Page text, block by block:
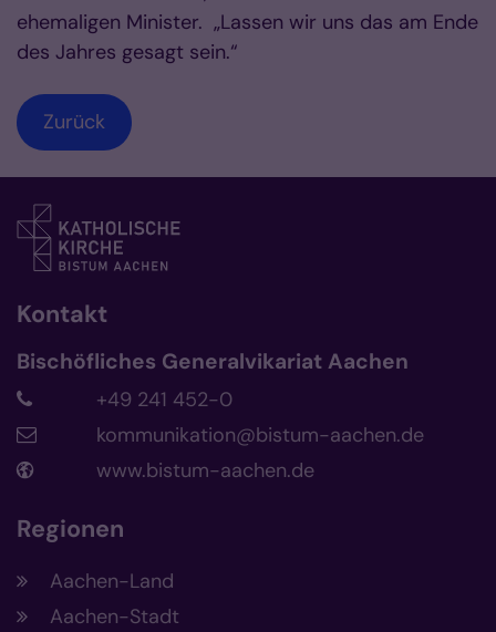
ehemaligen Minister. „Lassen wir uns das am Ende
des Jahres gesagt sein.“
Zurück
Kontakt
Bischöfliches Generalvikariat Aachen
+49 241 452-0
kommunikation@bistum-aachen.de
www.bistum-aachen.de
Regionen
Aachen-Land
Aachen-Stadt